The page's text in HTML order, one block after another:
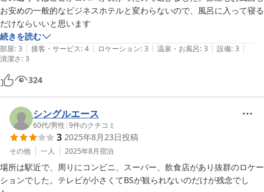
お安めの一般的なビジネスホテルと変わらないので、風呂に入って寝る
だけならいいと思います
続きを読む
部屋: 3 | 接客・サービス: 4 | ロケーション: 3 | 温泉・お風呂: 3 | 設備: 3 |
清潔さ: 3
324
シングルエース
60代/男性 |9件のクチコミ
3 2025年8月23日投稿
その他 一人 2025年8月宿泊
場所は駅近で、周りにコンビニ、スーパー、飲食店があり抜群のロケー
ションでした。テレビが小さくてBSが観られないのだけが残念でし